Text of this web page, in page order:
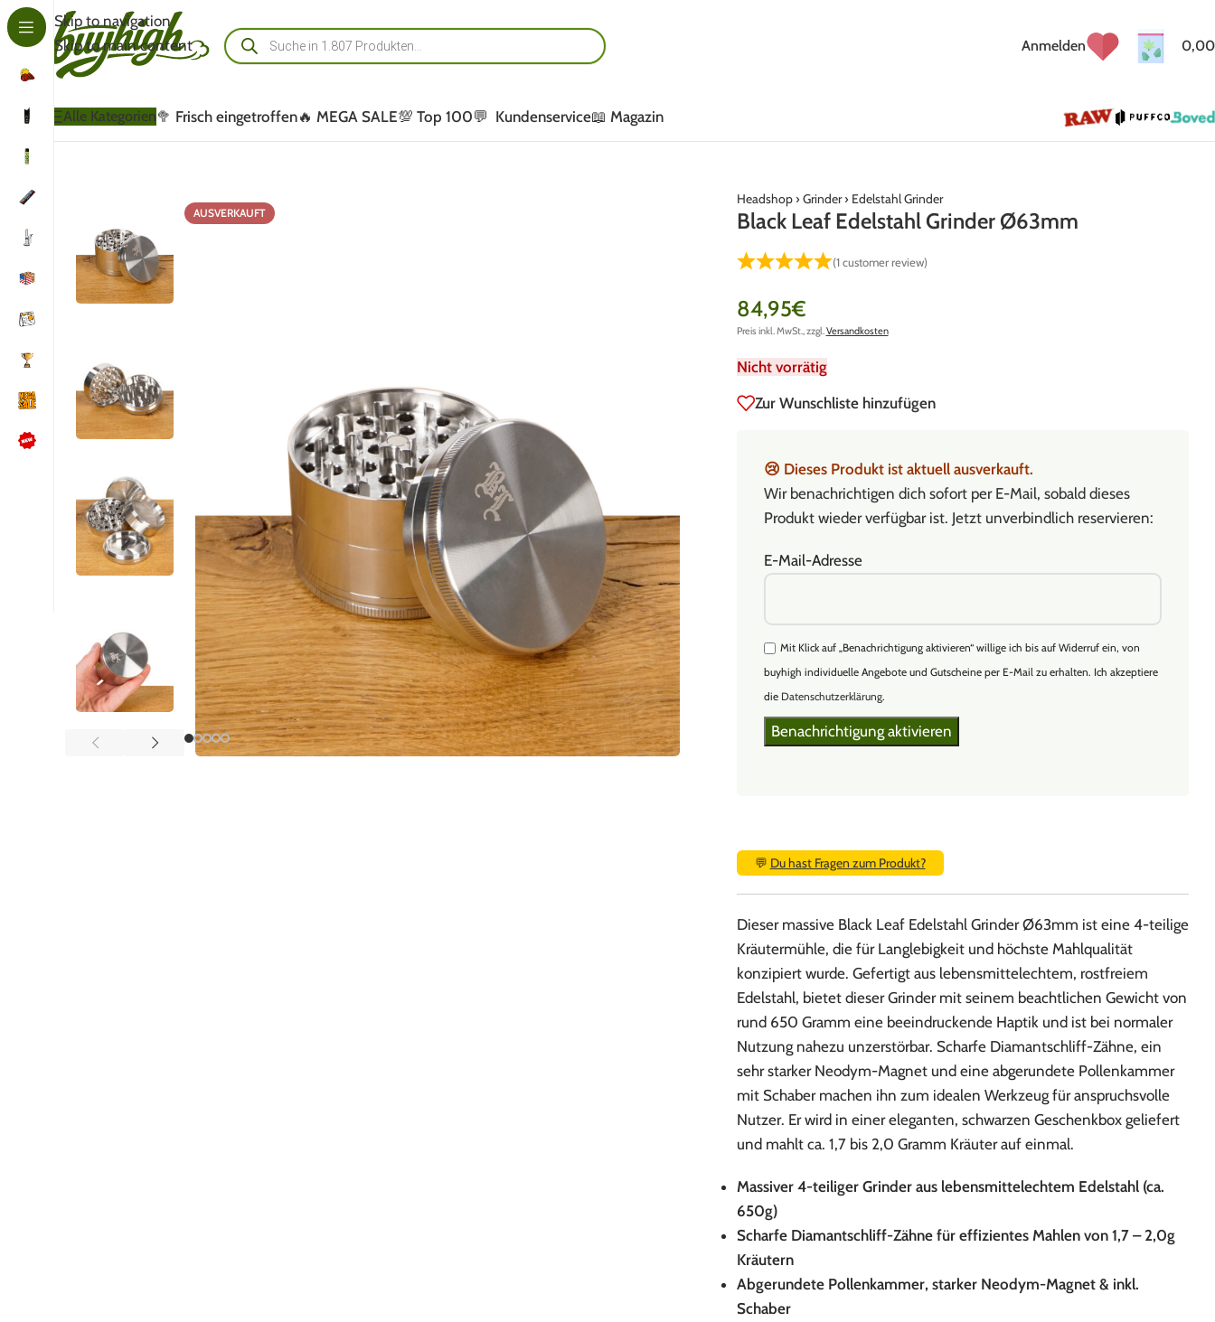
Skip to navigation
Skip to main content
NÜTZLICHES
Kundenbewertungen lesen
Schreib uns auf WhatsApp
Kundenservice kontaktieren
Anmelden 0,00
Alle Kategorien🥦 Frisch eingetroffen🔥 MEGA SALE💯 Top 100💬 Kundenservice📖 Magazin
AUSVERKAUFT
Headshop› Grinder› Edelstahl Grinder
Black Leaf Edelstahl Grinder Ø63mm
(1customer review)
84,95€
Preis inkl. MwSt., zzgl.Versandkosten
Nicht vorrätig
Zur Wunschliste hinzufügen
😢 Dieses Produkt ist aktuell ausverkauft.
Wir benachrichtigen dich sofort per E-Mail, sobald dieses
Produkt wieder verfügbar ist. Jetzt unverbindlich reservieren:
E-Mail-Adresse
Mit Klick auf „Benachrichtigung aktivieren“ willige ich bis auf Widerruf ein, von
buyhigh individuelle Angebote und Gutscheine per E-Mail zu erhalten. Ich akzeptiere
die Datenschutzerklärung.
💬 Du hast Fragen zum Produkt?
Dieser massive Black Leaf Edelstahl Grinder Ø63mm ist eine 4-teilige
Kräutermühle, die für Langlebigkeit und höchste Mahlqualität
konzipiert wurde. Gefertigt aus lebensmittelechtem, rostfreiem
Edelstahl, bietet dieser Grinder mit seinem beachtlichen Gewicht von
rund 650 Gramm eine beeindruckende Haptik und ist bei normaler
Nutzung nahezu unzerstörbar. Scharfe Diamantschliff-Zähne, ein
sehr starker Neodym-Magnet und eine abgerundete Pollenkammer
mit Schaber machen ihn zum idealen Werkzeug für anspruchsvolle
Nutzer. Er wird in einer eleganten, schwarzen Geschenkbox geliefert
und mahlt ca. 1,7 bis 2,0 Gramm Kräuter auf einmal.
Massiver 4-teiliger Grinder aus lebensmittelechtem Edelstahl (ca.
650g)
Scharfe Diamantschliff-Zähne für effizientes Mahlen von 1,7 – 2,0g
Kräutern
Abgerundete Pollenkammer, starker Neodym-Magnet & inkl.
Schaber